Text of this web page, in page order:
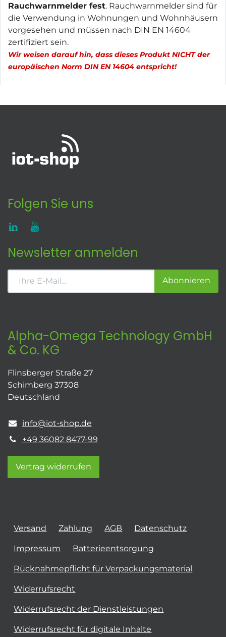
Rauchwarnmelder fest. Rauchwarnmelder sind für
die Verwendung in Wohnungen und Wohnhäusern
vorgesehen und müssen nach DIN EN 14604
zertifiziert sein.
Wir weisen darauf hin, dass dieses Produkt NICHT der
europäischen Norm DIN EN 14604 entspricht!
Folgen Sie uns
Newsletter anmelden
Abonnieren
Alpha-Omega Technology GmbH
& Co. KG
Flinsberger Straße 27
Schimberg 37308
Deutschland
info@iot-shop.de
+49 36082 8477-99
Vertrag widerrufen
Versand Zahlung AGB Datenschutz
Impressum Batterieentsorgung
Rücknahmepflicht für Verpackungsmaterial
Widerrufsrecht
Widerrufsrecht der Dienstleistungen
Widerrufsrecht für digitale Inhalte